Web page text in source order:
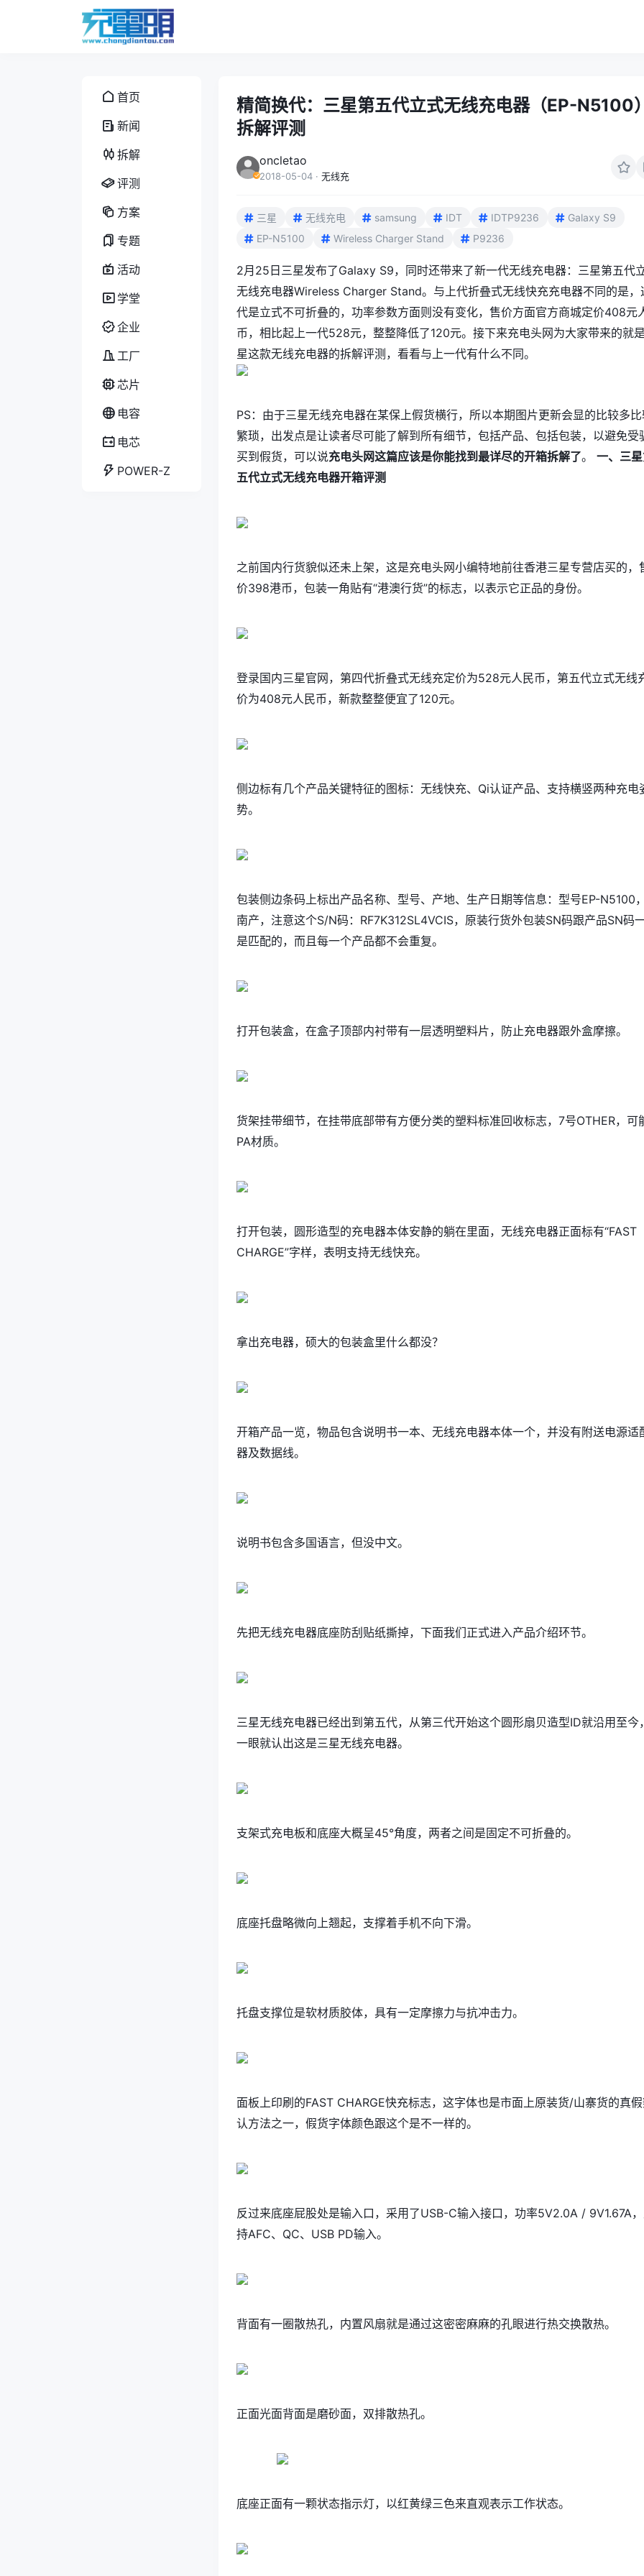
首页
新闻
拆解
评测
方案
专题
活动
学堂
企业
工厂
芯片
电容
电芯
POWER-Z
精简换代：三星第五代立式无线充电器（EP-N5100
拆解评测
oncletao
2018-05-04 · 无线充
三星 无线充电 samsung IDT IDTP9236
Galaxy S9
EP-N5100
Wireless Charger Stand P9236
2月25日三星发布了Galaxy S9，同时还带来了新一代无线充电器：三星第五代
无线充电器Wireless Charger Stand。与上代折叠式无线快充充电器不同的是，
代是立式不可折叠的，功率参数方面则没有变化，售价方面官方商城定价408元
币，相比起上一代528元，整整降低了120元。接下来充电头网为大家带来的就
星这款无线充电器的拆解评测，看看与上一代有什么不同。
PS：由于三星无线充电器在某保上假货横行，所以本期图片更新会显的比较多
繁琐，出发点是让读者尽可能了解到所有细节，包括产品、包括包装，以避免受
买到假货，可以说充电头网这篇应该是你能找到最详尽的开箱拆解了。 一、三
五代立式无线充电器开箱评测
之前国内行货貌似还未上架，这是充电头网小编特地前往香港三星专营店买的，
价398港币，包装一角贴有“港澳行货”的标志，以表示它正品的身份。
登录国内三星官网，第四代折叠式无线充定价为528元人民币，第五代立式无线
价为408元人民币，新款整整便宜了120元。
侧边标有几个产品关键特征的图标：无线快充、Qi认证产品、支持横竖两种充电
势。
包装侧边条码上标出产品名称、型号、产地、生产日期等信息：型号EP-N5100
南产，注意这个S/N码：RF7K312SL4VCIS，原装行货外包装SN码跟产品SN码
是匹配的，而且每一个产品都不会重复。
打开包装盒，在盒子顶部内衬带有一层透明塑料片，防止充电器跟外盒摩擦。
货架挂带细节，在挂带底部带有方便分类的塑料标准回收标志，7号OTHER，可
PA材质。
打开包装，圆形造型的充电器本体安静的躺在里面，无线充电器正面标有“FAST
CHARGE”字样，表明支持无线快充。
拿出充电器，硕大的包装盒里什么都没？
开箱产品一览，物品包含说明书一本、无线充电器本体一个，并没有附送电源适
器及数据线。
说明书包含多国语言，但没中文。
先把无线充电器底座防刮贴纸撕掉，下面我们正式进入产品介绍环节。
三星无线充电器已经出到第五代，从第三代开始这个圆形扇贝造型ID就沿用至今
一眼就认出这是三星无线充电器。
支架式充电板和底座大概呈45°角度，两者之间是固定不可折叠的。
底座托盘略微向上翘起，支撑着手机不向下滑。
托盘支撑位是软材质胶体，具有一定摩擦力与抗冲击力。
面板上印刷的FAST CHARGE快充标志，这字体也是市面上原装货/山寨货的真
认方法之一，假货字体颜色跟这个是不一样的。
反过来底座屁股处是输入口，采用了USB-C输入接口，功率5V2.0A / 9V1.67A
持AFC、QC、USB PD输入。
背面有一圈散热孔，内置风扇就是通过这密密麻麻的孔眼进行热交换散热。
正面光面背面是磨砂面，双排散热孔。
底座正面有一颗状态指示灯，以红黄绿三色来直观表示工作状态。